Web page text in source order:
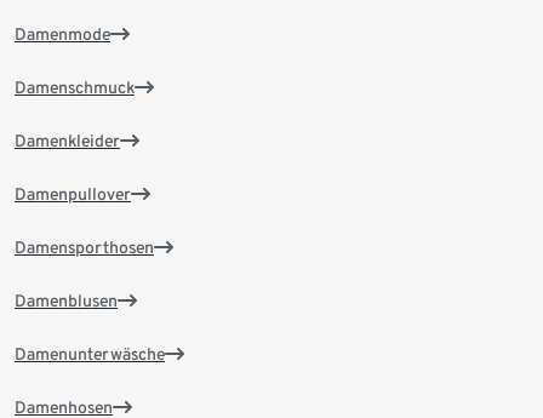
Damenmode
Damenschmuck
Damenkleider
Damenpullover
Damensporthosen
Damenblusen
Damenunterwäsche
Damenhosen